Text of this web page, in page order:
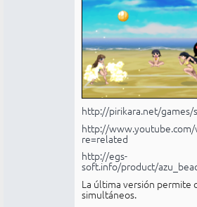
http://pirikara.net/games/
http://www.youtube.com/
re=related
http://egs-
soft.info/product/
La última versión permite
simultáneos.